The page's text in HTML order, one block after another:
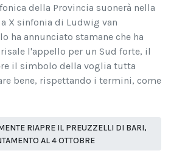
della Provincia suonerà nella
X sinfonia di Ludwig van
ha annunciato stamane che ha
l'appello per un Sud forte, il
il simbolo della voglia tutta
bene, rispettando i termini, come
RIAPRE IL PREUZZELLI DI BARI,
AL 4 OTTOBRE